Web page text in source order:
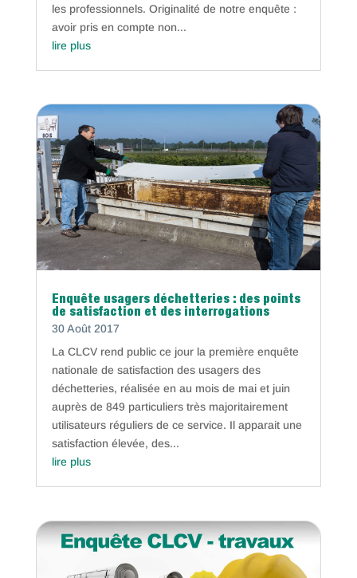
les professionnels. Originalité de notre enquête :
avoir pris en compte non...
lire plus
Enquête usagers déchetteries : des points
de satisfaction et des interrogations
30 Août 2017
La CLCV rend public ce jour la première enquête
nationale de satisfaction des usagers des
déchetteries, réalisée en au mois de mai et juin
auprès de 849 particuliers très majoritairement
utilisateurs réguliers de ce service. Il apparait une
satisfaction élevée, des...
lire plus